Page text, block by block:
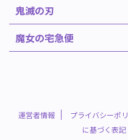
鬼滅の刃
魔女の宅急便
運営者情報 プライバシーポ
に基づく表記